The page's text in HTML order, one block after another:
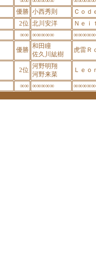
優勝 小西秀則
Ｃｏ
2位 北川安洋
Ｎｅｉ
∞∞ ∞∞∞∞∞
優勝
和田瞳
佐久川紘樹
虎雷Ｒ
2位
河野明翔
河野来菜
Ｌｅｏ
∞∞ ∞∞∞∞∞